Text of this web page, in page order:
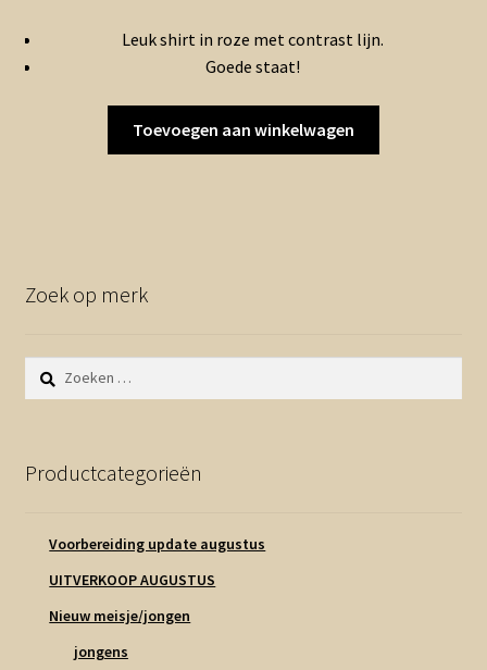
Leuk shirt in roze met contrast lijn.
Goede staat!
Toevoegen aan winkelwagen
Zoek op merk
Zoeken
naar:
Productcategorieën
Voorbereiding update augustus
UITVERKOOP AUGUSTUS
Nieuw meisje/jongen
jongens